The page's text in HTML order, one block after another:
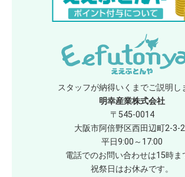
スタッフが納得いくまでご説明し
明幸産業株式会社
〒545-0014
大阪市阿倍野区西田辺町2-3-
平日9:00～17:00
電話でのお問い合わせは15時ま
祝祭日はお休みです。